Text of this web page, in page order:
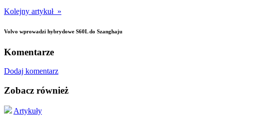
Kolejny artykuł »
Volvo wprowadzi hybrydowe S60L do Szanghaju
Komentarze
Dodaj komentarz
Zobacz również
Artykuły